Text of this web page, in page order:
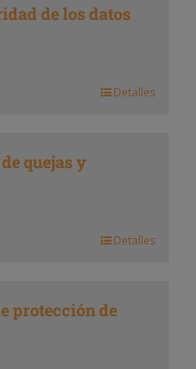
de los datos
Detalles
quejas y
Detalles
protección de